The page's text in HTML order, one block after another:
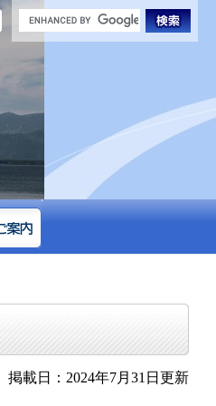
掲載日：2024年7月31日更新